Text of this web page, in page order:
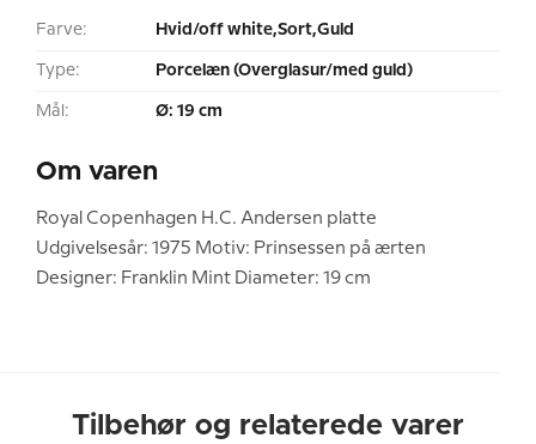
Farve: Hvid/off white,Sort,Guld
Type: Porcelæn (Overglasur/med guld)
Mål: Ø: 19 cm
Om varen
Royal Copenhagen H.C. Andersen platte
Udgivelsesår: 1975 Motiv: Prinsessen på ærten
Designer: Franklin Mint Diameter: 19 cm
Tilbehør og relaterede varer